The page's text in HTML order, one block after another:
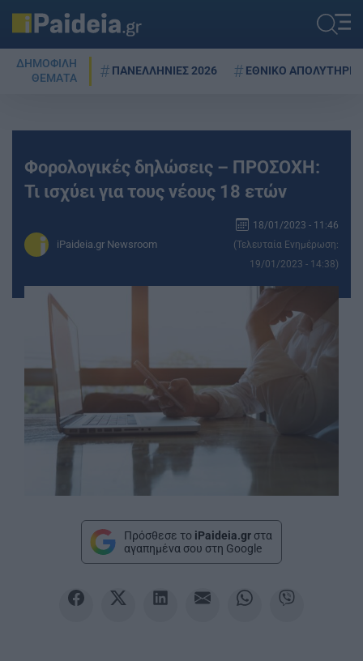
ΔΗΜΟΦΙΛΗ
ΘΕΜΑΤΑ
ΠΑΝΕΛΛΗΝΙΕΣ 2026 ΕΘΝΙΚΟ ΑΠΟΛΥΤΗΡΙΟ
Φορολογικές δηλώσεις – ΠΡΟΣΟΧΗ:
Τι ισχύει για τους νέους 18 ετών
iPaideia.gr Newsroom
18/01/2023 - 11:46
(Τελευταία Ενημέρωση:
19/01/2023 - 14:38)
Πρόσθεσε το iPaideia.gr στα
αγαπημένα σου στη Google